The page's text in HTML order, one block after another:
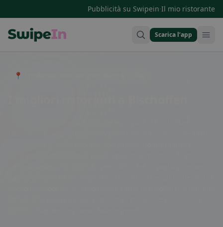
Pubblicità su Swipein·Il mio ristorante
Scarica l’app
📍 Entdecke Restaurants, Bars & Cafés